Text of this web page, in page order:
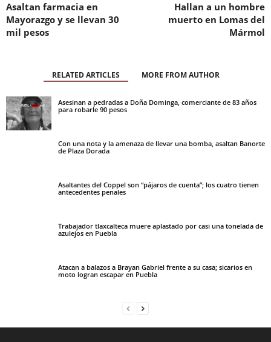
Asaltan farmacia en
Mayorazgo y se llevan 30
mil pesos
Hallan a un hombre
muerto en Lomas del
Mármol
RELATED ARTICLES MORE FROM AUTHOR
Asesinan a pedradas a Doña Dominga, comerciante de 83 años
para robarle 90 pesos
Con una nota y la amenaza de llevar una bomba, asaltan Banorte
de Plaza Dorada
Asaltantes del Coppel son “pájaros de cuenta”; los cuatro tienen
antecedentes penales
Trabajador tlaxcalteca muere aplastado por casi una tonelada de
azulejos en Puebla
Atacan a balazos a Brayan Gabriel frente a su casa; sicarios en
moto logran escapar en Puebla